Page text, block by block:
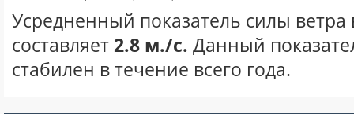
Усредненный показатель силы ветра
составляет 2.8 м./с. Данный
стабилен в течение всего года.